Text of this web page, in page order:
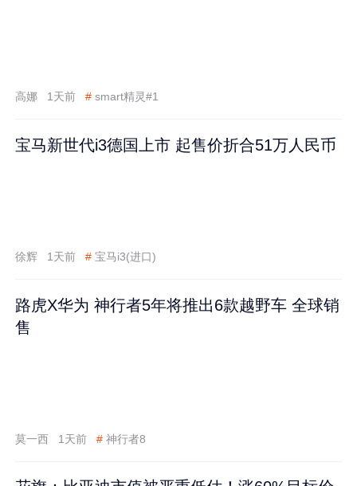
高娜 1天前 # smart精灵#1
宝马新世代i3德国上市 起售价折合51万人民币
徐辉 1天前 # 宝马i3(进口)
路虎X华为 神行者5年将推出6款越野车 全球销
售
莫一西 1天前 # 神行者8